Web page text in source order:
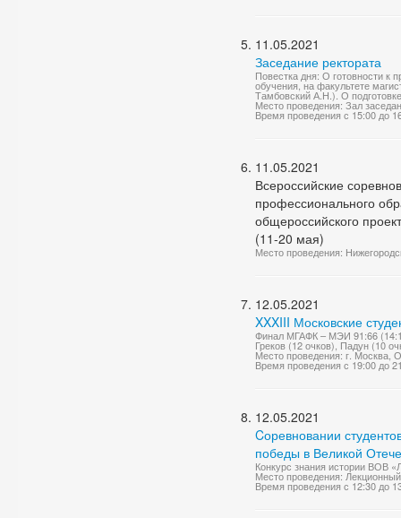
11.05.2021
Заседание ректората
Повестка дня: О готовности к
обучения, на факультете
Тамбовский А.Н.). О
Место проведения: Зал
Время проведения с 15:00 до
11.05.2021
Всероссийские
профессионального
общероссийского
(11-20 мая)
Место проведения:
12.05.2021
XXXIII Московские
Финал МГАФК – МЭИ 91:66
Греков (12 очков), Падун (10
Место проведения: г. Москва,
Время проведения с 19:00 до
12.05.2021
Cоревновании
победы в Великой
Конкурс знания истории ВОВ
Место проведения:
Время проведения с 12:30 до